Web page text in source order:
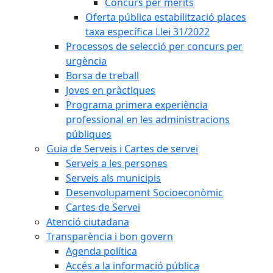
Oferta pública estabilització places
taxa específica Llei 31/2022
Processos de selecció per concurs per
urgència
Borsa de treball
Joves en pràctiques
Programa primera experiència
professional en les administracions
públiques
Guia de Serveis i Cartes de servei
Serveis a les persones
Serveis als municipis
Desenvolupament Socioeconòmic
Cartes de Servei
Atenció ciutadana
Transparència i bon govern
Agenda política
Accés a la informació pública